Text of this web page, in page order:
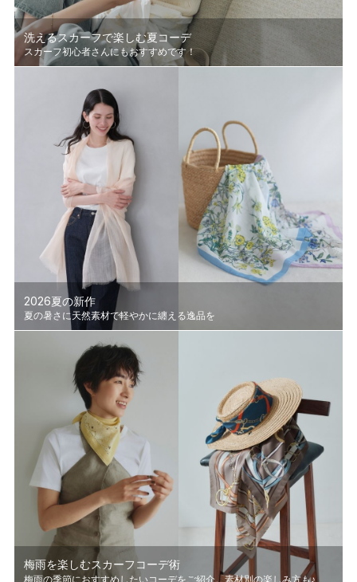
洗えるスカーフで楽しむ夏コーデ
スカーフ初心者さんにもおすすめです！
2026夏の新作
夏の暑さに天然素材で軽やかに纏える逸品を
梅雨を楽しむスカーフコーデ術
梅雨の季節におすすめしたいコーデをご紹介。素材別の楽しみ方も♪